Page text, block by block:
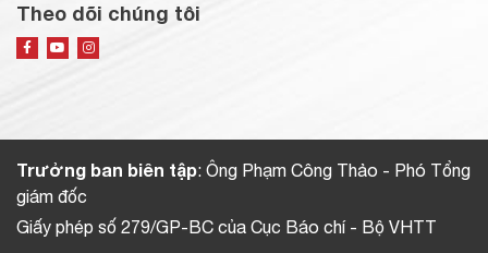
Theo dõi chúng tôi
Trưởng ban biên tập: Ông Phạm Công Thảo - Phó Tổng
giám đốc
Giấy phép số 279/GP-BC của Cục Báo chí - Bộ VHTT